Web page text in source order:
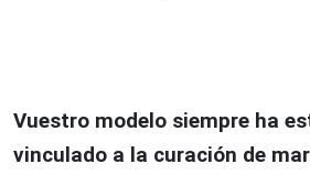
Vuestro modelo siempre ha
vinculado a la curación de